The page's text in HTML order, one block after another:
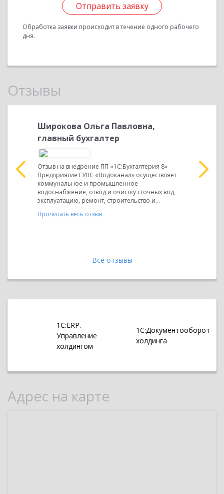
Отправить заявку
Обработка заявки происходит в течение одного рабочего
дня.
Отзывы
была
При
Широкова Ольга Павловна,
главный бухгалтер
Отзыв на внедрение ПП «1С:Бухгалтерия 8»
Предприятие ГУПС «Водоканал» осуществляет
коммунальное и промышленное
водоснабжение, отвод и очистку сточных вод,
эксплуатацию, ремонт, строительство и...
Прочитать весь отзыв
Все отзывы
1С:ERP.
Управление
холдингом
1С:Документооборот
холдинга
Адрес на карте